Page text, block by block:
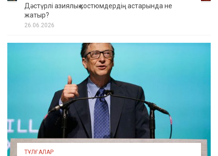
Дәстүрлі азиялық костюмдердің астарында не
жатыр?
26.06.2026
ТҰЛҒАЛАР